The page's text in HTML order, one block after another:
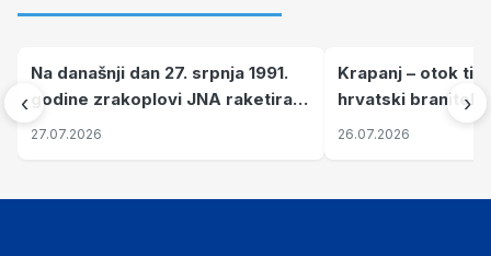
‹
Na današnji dan 27. srpnja 1991.
godine zrakoplovi JNA raketirali
su vojarnu i obučni centar "Nikola
27.07.2026
Krapanj – otok
hrvatski branitelji
pronalaze mir
26.07.2026
›